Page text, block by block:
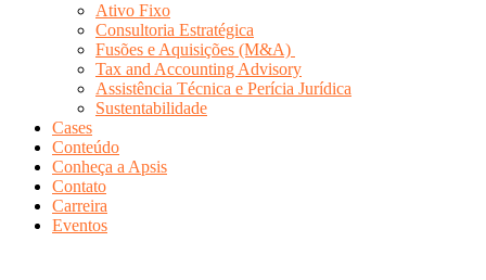
Ativo Fixo
Consultoria Estratégica
Fusões e Aquisições (M&A)
Tax and Accounting Advisory
Assistência Técnica e Perícia Jurídica
Sustentabilidade
Cases
Conteúdo
Conheça a Apsis
Contato
Carreira
Eventos